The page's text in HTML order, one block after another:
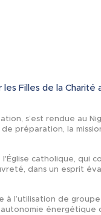
Filles de la Charité
s’est rendue au
préparation, la
catholique, qui
dans un esprit
l’utilisation de
énergétique